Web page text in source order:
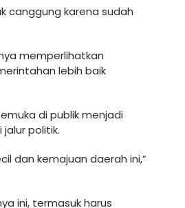
canggung karena sudah
memperlihatkan
lebih baik
di publik menjadi
politik.
dan kemajuan daerah ini,”
ini, termasuk harus